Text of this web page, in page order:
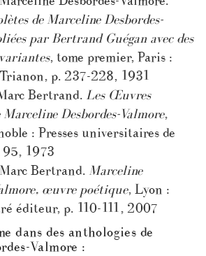
de Marceline Desbordes-
par Bertrand Guégan avec des
, tome premier, Paris :
p. 237-228, 1931
Bertrand. Les Œuvres
Desbordes-Valmore,
: Presses universitaires de
95, 1973
Bertrand. Marceline
œuvre poétique, Lyon :
éditeur, p. 110-111, 2007
dans des anthologies de
Valmore :